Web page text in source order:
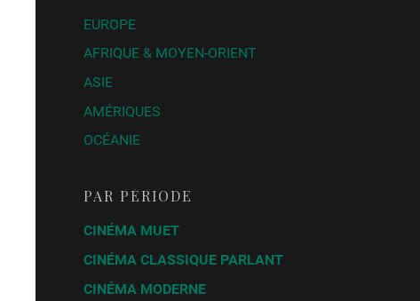
EUROPE
AFRIQUE & MOYEN-ORIENT
ASIE
AMÉRIQUES
OCÉANIE
PAR PÉRIODE
CINÉMA MUET
CINÉMA CLASSIQUE PARLANT
CINÉMA MODERNE